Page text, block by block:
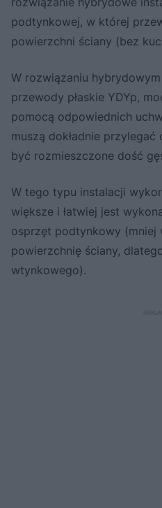
podtynkowej, w której
powierzchni ściany (bez
W rozwiązaniu
przewody płaskie YDYp,
pomocą odpowiednich
muszą dokładnie
być rozmieszczone dość
W tego typu instalacji
większe i łatwiej jest
osprzęt podtynkowy (mniej
powierzchnię ściany,
wtynkowego).